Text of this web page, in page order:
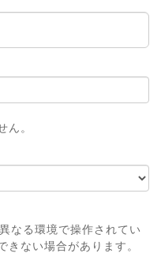
ん。
なる環境で操作されてい
きない場合があります。